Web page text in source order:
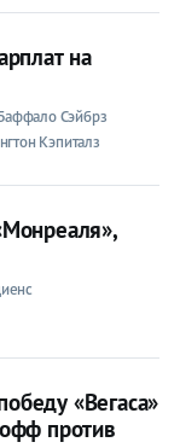
на
Сэйбрз
Кэпиталз
«Вегаса»
против